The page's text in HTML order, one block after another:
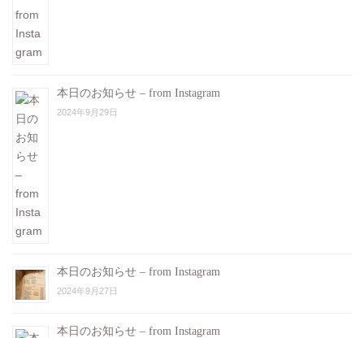
本日のお知らせ – from Instagram
2024年9月29日
本日のお知らせ – from Instagram
2024年9月27日
本日のお知らせ – from Instagram